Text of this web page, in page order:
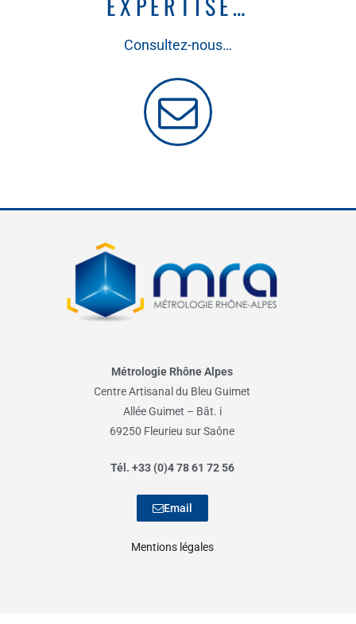
Consultez-nous…
Métrologie Rhône Alpes
Centre Artisanal du Bleu Guimet
Allée Guimet – Bât. i
69250 Fleurieu sur Saône
Tél. +33 (0)4 78 61 72 56
Email
Mentions légales